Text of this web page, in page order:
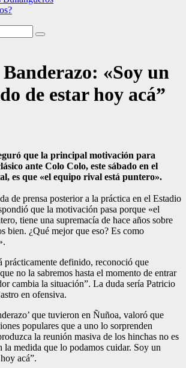
«Soy un
de estar hoy acá”
que la principal motivación para
ante Colo Colo, este sábado en el
es que «el equipo rival está puntero».
de prensa posterior a la práctica en el Estadio
que la motivación pasa porque «el
tiene una supremacía de hace años sobre
bien. ¿Qué mejor que eso? Es como
prácticamente definido, reconoció que
no la sabremos hasta el momento de entrar
cambia la situación”. La duda sería Patricio
en ofensiva.
que tuvieron en Ñuñoa, valoró que
populares que a uno lo sorprenden
la reunión masiva de los hinchas no es
la medida que lo podamos cuidar. Soy un
acá”.